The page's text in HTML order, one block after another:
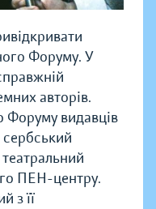
Форуму. У
авторів.
Форуму видавців
театральний
ПЕН-центру.
з її